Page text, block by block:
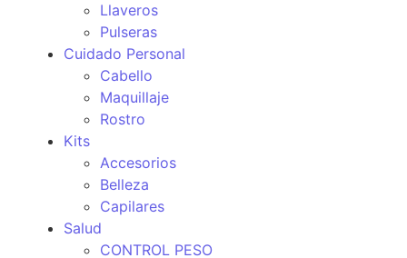
Llaveros
Pulseras
Cuidado Personal
Cabello
Maquillaje
Rostro
Kits
Accesorios
Belleza
Capilares
Salud
CONTROL PESO